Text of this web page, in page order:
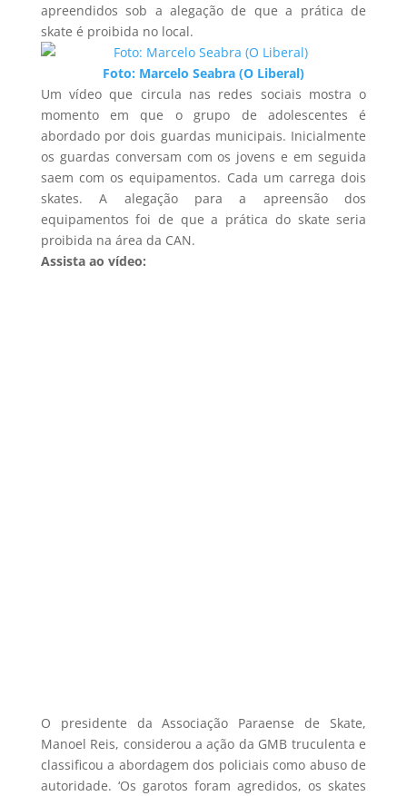
apreendidos sob a alegação de que a prática de
skate é proibida no local.
Foto: Marcelo Seabra (O Liberal)
Um vídeo que circula nas redes sociais mostra o
momento em que o grupo de adolescentes é
abordado por dois guardas municipais. Inicialmente
os guardas conversam com os jovens e em seguida
saem com os equipamentos. Cada um carrega dois
skates. A alegação para a apreensão dos
equipamentos foi de que a prática do skate seria
proibida na área da CAN.
Assista ao vídeo:
O presidente da Associação Paraense de Skate,
Manoel Reis, considerou a ação da GMB truculenta e
classificou a abordagem dos policiais como abuso de
autoridade. ‘Os garotos foram agredidos, os skates